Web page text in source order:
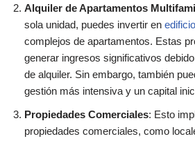
Alquiler de Apartamentos
sola unidad, puedes invertir en
complejos de apartamentos. Estas
generar ingresos significativos
de alquiler. Sin embargo, también
gestión más intensiva y un capital
Propiedades Comerciales: Esto
propiedades comerciales, como